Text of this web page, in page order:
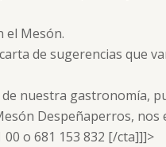
el Mesón.
de sugerencias que
nuestra gastronomía,
Despeñaperros, nos
00 o 681 153 832 [/cta]]]>